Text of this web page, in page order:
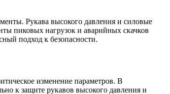
Рукава высокого давления и силовые
пиковых нагрузок и аварийных скачков
подход к безопасности.
изменение параметров. В
к защите рукавов высокого давления и